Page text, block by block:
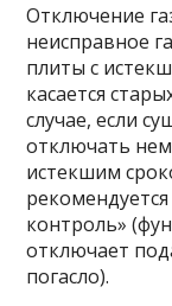
Отключение
неисправное
плиты с
касается
случае, если
отключать
истекшим
контроль»
отключает
погасло).